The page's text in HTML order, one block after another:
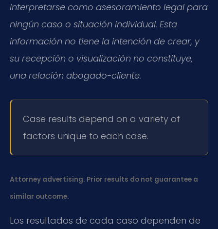
interpretarse como asesoramiento legal para
ningún caso o situación individual. Esta
información no tiene la intención de crear, y
su recepción o visualización no constituye,
una relación abogado-cliente.
Case results depend on a variety of
factors unique to each case.
Attorney advertising. Prior results do not guarantee a
similar outcome.
Los resultados de cada caso dependen de